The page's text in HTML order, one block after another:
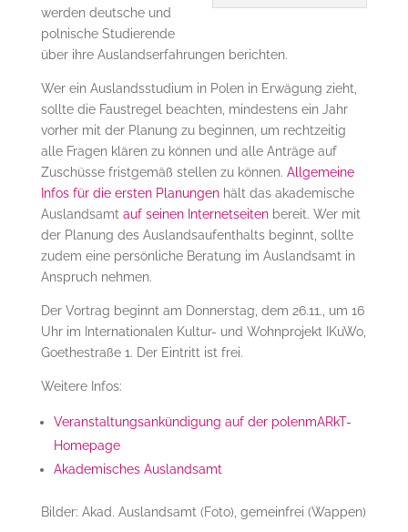
werden deutsche und
polnische Studierende
über ihre Auslandserfahrungen berichten.
Wer ein Auslandsstudium in Polen in Erwägung zieht,
sollte die Faustregel beachten, mindestens ein Jahr
vorher mit der Planung zu beginnen, um rechtzeitig
alle Fragen klären zu können und alle Anträge auf
Zuschüsse fristgemäß stellen zu können. Allgemeine
Infos für die ersten Planungenhält das akademische
Auslandsamt auf seinen Internetseitenbereit. Wer mit
der Planung des Auslandsaufenthalts beginnt, sollte
zudem eine persönliche Beratung im Auslandsamt in
Anspruch nehmen.
Der Vortrag beginnt am Donnerstag, dem 26.11., um 16
Uhr im Internationalen Kultur- und Wohnprojekt IKuWo,
Goethestraße 1. Der Eintritt ist frei.
Weitere Infos:
Veranstaltungsankündigung auf der polenmARkT-
Homepage
Akademisches Auslandsamt
Bilder: Akad. Auslandsamt (Foto), gemeinfrei (Wappen)